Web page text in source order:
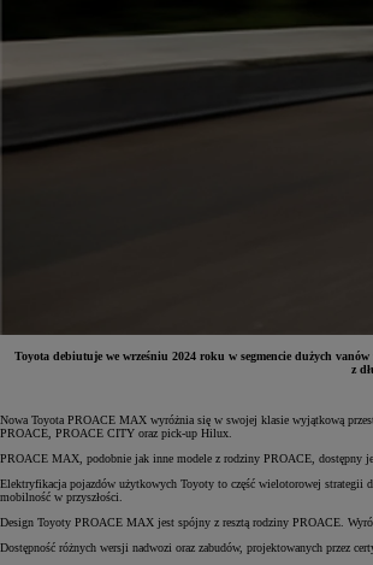
Od81 900 zł
Yaris Cross
HYBRID
Toyota debiutuje we wrześniu 2024 roku w segmencie dużych
z
Nowa Toyota PROACE MAX wyróżnia się w swojej klasie wyjątkową
PROACE, PROACE CITY oraz pick-up Hilux.
PROACE MAX, podobnie jak inne modele z rodziny PROACE, dostępny
Elektryfikacja pojazdów użytkowych Toyoty to część wielotorowej strategii
mobilność w przyszłości.
Design Toyoty PROACE MAX jest spójny z resztą rodziny PROACE.
Dostępność różnych wersji nadwozi oraz zabudów, projektowanych przez